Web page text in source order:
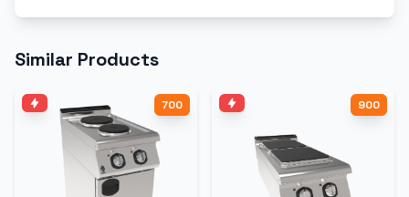
Similar Products
700 900